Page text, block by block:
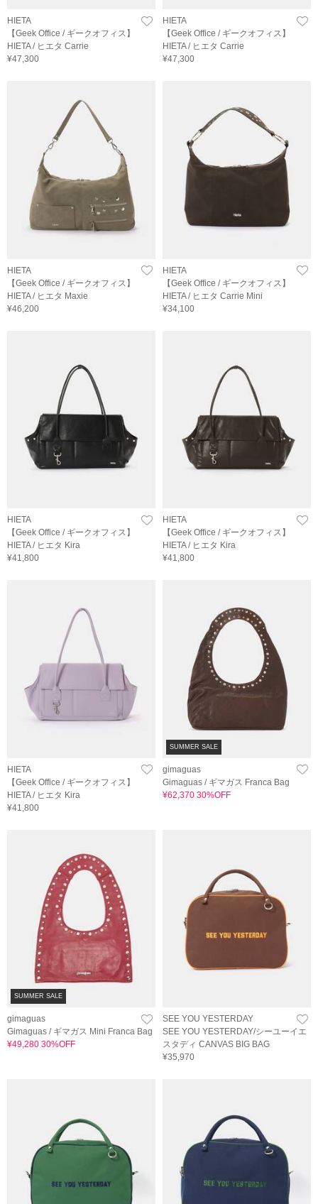
HIETA
【Geek Office / ギークオフィス】
HIETA / ヒエタ Carrie
¥47,300
HIETA
【Geek Office / ギークオフィス】
HIETA / ヒエタ Carrie
¥47,300
HIETA
【Geek Office / ギークオフィス】
HIETA / ヒエタ Maxie
¥46,200
HIETA
【Geek Office / ギークオフィス】
HIETA / ヒエタ Carrie Mini
¥34,100
HIETA
【Geek Office / ギークオフィス】
HIETA / ヒエタ Kira
¥41,800
HIETA
【Geek Office / ギークオフィス】
HIETA / ヒエタ Kira
¥41,800
HIETA
【Geek Office / ギークオフィス】
HIETA / ヒエタ Kira
¥41,800
SUMMER SALE
gimaguas
Gimaguas / ギマガス Franca Bag
¥62,370 30%OFF
SUMMER SALE
gimaguas
Gimaguas / ギマガス Mini Franca Bag
¥49,280 30%OFF
SEE YOU YESTERDAY
SEE YOU YESTERDAY/シーユーイエ
スタディ CANVAS BIG BAG
¥35,970